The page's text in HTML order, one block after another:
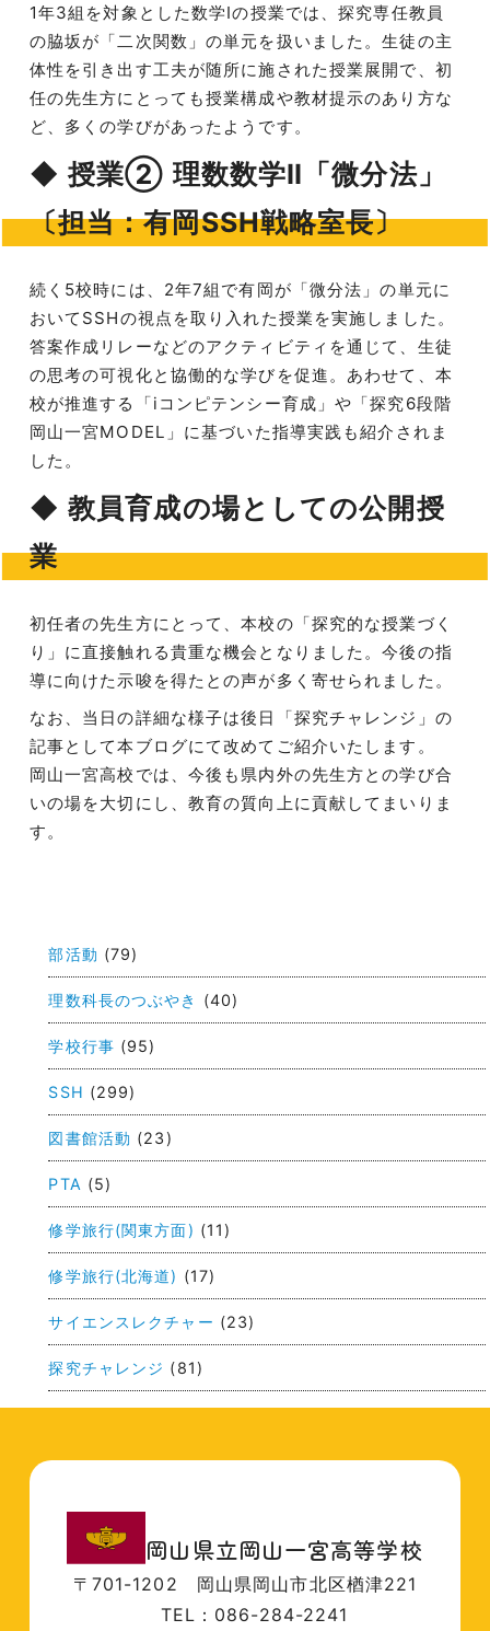
1年3組を対象とした数学Ⅰの授業では、探究専任教員
の脇坂が「二次関数」の単元を扱いました。生徒の主
体性を引き出す工夫が随所に施された授業展開で、初
任の先生方にとっても授業構成や教材提示のあり方な
ど、多くの学びがあったようです。
◆ 授業② 理数数学Ⅱ「微分法」
〔担当：有岡SSH戦略室長〕
続く5校時には、2年7組で有岡が「微分法」の単元に
おいてSSHの視点を取り入れた授業を実施しました。
答案作成リレーなどのアクティビティを通じて、生徒
の思考の可視化と協働的な学びを促進。あわせて、本
校が推進する「iコンピテンシー育成」や「探究6段階
岡山一宮MODEL」に基づいた指導実践も紹介されま
した。
◆ 教員育成の場としての公開授
業
初任者の先生方にとって、本校の「探究的な授業づく
り」に直接触れる貴重な機会となりました。今後の指
導に向けた示唆を得たとの声が多く寄せられました。
なお、当日の詳細な様子は後日「探究チャレンジ」の
記事として本ブログにて改めてご紹介いたします。
岡山一宮高校では、今後も県内外の先生方との学び合
いの場を大切にし、教育の質向上に貢献してまいりま
す。
ナ
ビ
ゲ
ー
シ
ョ
ン
部活動 (79)
理数科長のつぶやき (40)
学校行事 (95)
SSH (299)
図書館活動 (23)
PTA (5)
修学旅行(関東方面) (11)
修学旅行(北海道) (17)
サイエンスレクチャー (23)
探究チャレンジ (81)
岡山県立岡山一宮高等学校
〒701-1202 岡山県岡山市北区楢津221
TEL：086-284-2241